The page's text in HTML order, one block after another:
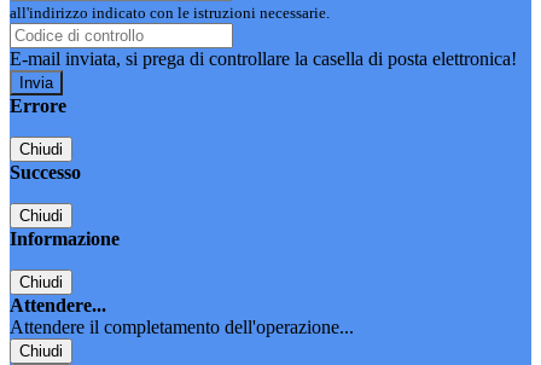
all'indirizzo indicato con le istruzioni necessarie.
E-mail inviata, si prega di controllare la casella di posta elettronica!
Errore
Chiudi
Successo
Chiudi
Informazione
Chiudi
Attendere...
Attendere il completamento dell'operazione...
Chiudi